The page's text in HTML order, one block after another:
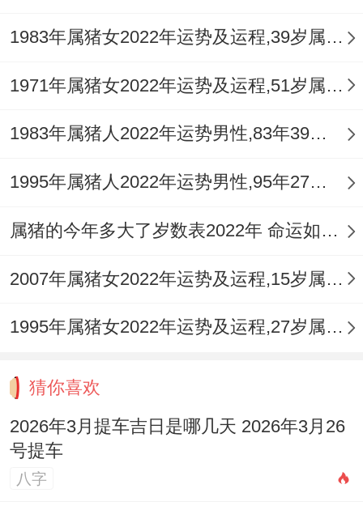
1983年属猪女2022年运势及运程,39岁属猪人2022全年每月运势女性如何
1971年属猪女2022年运势及运程,51岁属猪人2022全年每月运势女性如何
1983年属猪人2022年运势男性,83年39岁属猪男2022年每月运程怎么样
1995年属猪人2022年运势男性,95年27岁属猪男2022年每月运程怎么样
属猪的今年多大了岁数表2022年 命运如何？
2007年属猪女2022年运势及运程,15岁属猪人2022全年每月运势女性如何
1995年属猪女2022年运势及运程,27岁属猪人2022全年每月运势女性如何
猜你喜欢
2026年3月提车吉日是哪几天 2026年3月26
号提车
八字